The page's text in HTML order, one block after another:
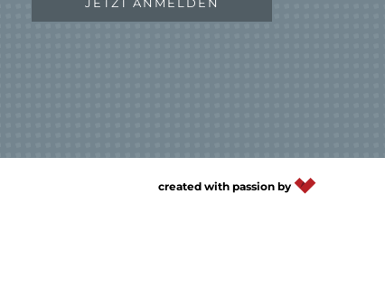
WOHIN?
created with passion by